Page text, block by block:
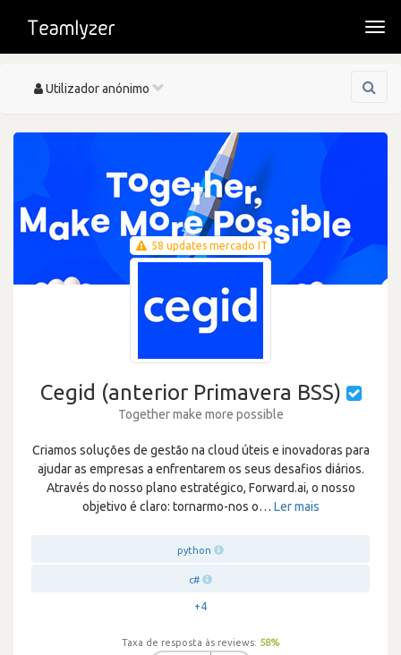
Toggle
Utilizador anónimo
58 updates mercado IT
Cegid (anterior Primavera BSS)
Together make more possible
Criamos soluções de gestão na cloud úteis e inovadoras para
ajudar as empresas a enfrentarem os seus desafios diários.
Através do nosso plano estratégico, Forward.ai, o nosso
objetivo é claro: tornarmo-nos o… Ler mais
python
c#
+4
Taxa de resposta às reviews: 58%